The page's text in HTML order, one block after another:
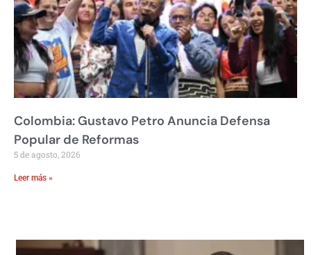
Colombia: Gustavo Petro Anuncia Defensa
Popular de Reformas
5 de agosto, 2026
Leer más »